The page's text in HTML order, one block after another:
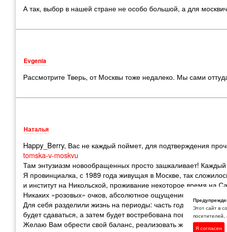
А так, выбор в нашей стране не особо большой, а для
Evgenia
Рассмотрите Тверь, от Москвы тоже недалеко. Мы сами
Наталья
Happy_Berry, Вас не каждый поймет, для подтверждения
tomska-v-moskvu
Там энтузиазм новообращенных просто зашкаливает!
Я провинциалка, с 1989 года живущая в Москве, так
и институт на Никольской, проживание некоторое время на
Никаких «розовых» очков, абсолютное ощущение, что «той»
Для себя разделили жизнь на периоды: часть года в
будет сдаваться, а затем будет востребована
Желаю Вам обрести свой баланс, реализовать желание
Этот сайт в
посетителей,
Я согласен